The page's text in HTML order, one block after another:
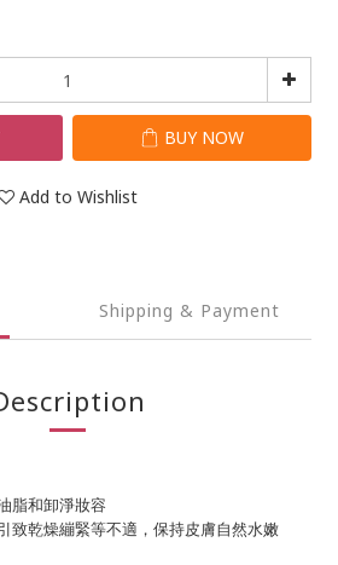
BUY NOW
Add to Wishlist
Shipping & Payment
脂和卸淨妝容
致乾燥繃緊等不適，保持皮膚自然水嫩